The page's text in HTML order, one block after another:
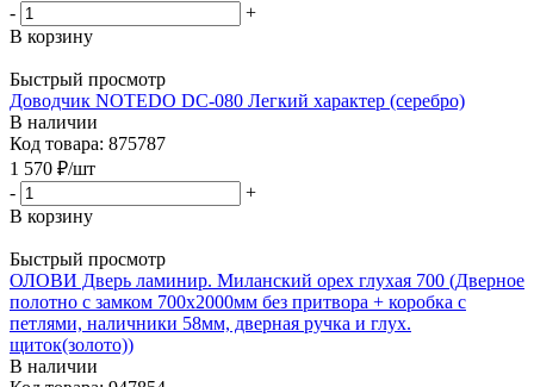
-
+
В корзину
Быстрый просмотр
Доводчик NOTEDO DC-080 Легкий характер (серебро)
В наличии
Код товара: 875787
1 570 ₽/шт
-
+
В корзину
Быстрый просмотр
ОЛОВИ Дверь ламинир. Миланский орех глухая 700 (Дверное
полотно с замком 700х2000мм без притвора + коробка с
петлями, наличники 58мм, дверная ручка и глух.
щиток(золото))
В наличии